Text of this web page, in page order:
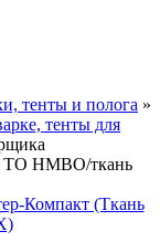
тенты и полога »
тенты для
ТО НМВО/ткань